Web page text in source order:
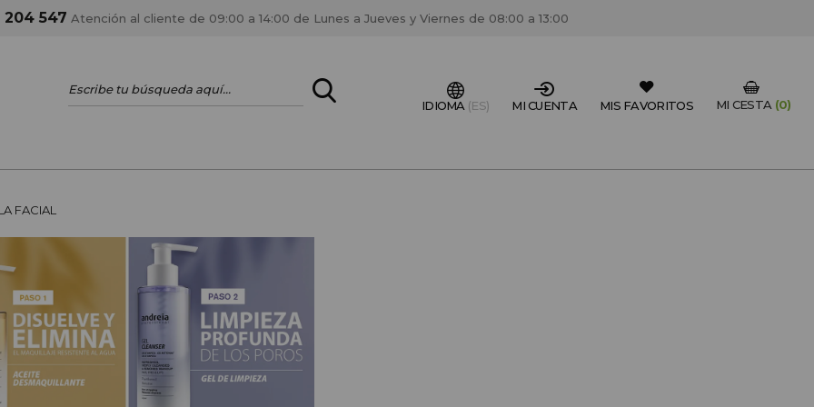
ENTRAR
estar al día en los
Registrar cuenta PROFESIONAL
204 547 Atención al cliente de 09:00 a 14:00 de Lunes a Jueves y Viernes de 08:00 a 13:00
MI CESTA (0)
MIS FAVORITOS
MI CUENTA
IDIOMA (ES)
FACIAL